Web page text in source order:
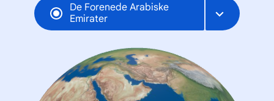
De Forenede Arabiske
Emirater